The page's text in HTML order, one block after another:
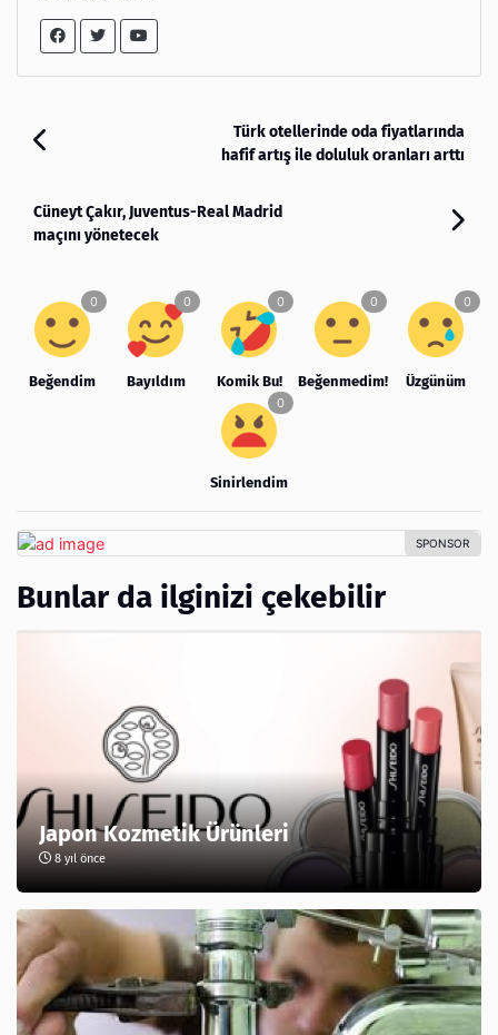
Türk otellerinde oda fiyatlarında
hafif artış ile doluluk oranları arttı
Cüneyt Çakır, Juventus-Real Madrid
maçını yönetecek
Beğendim Bayıldım Komik Bu! Beğenmedim! Üzgünüm
Sinirlendim
Bunlar da ilginizi çekebilir
Japon Kozmetik Ürünleri
8 yıl önce